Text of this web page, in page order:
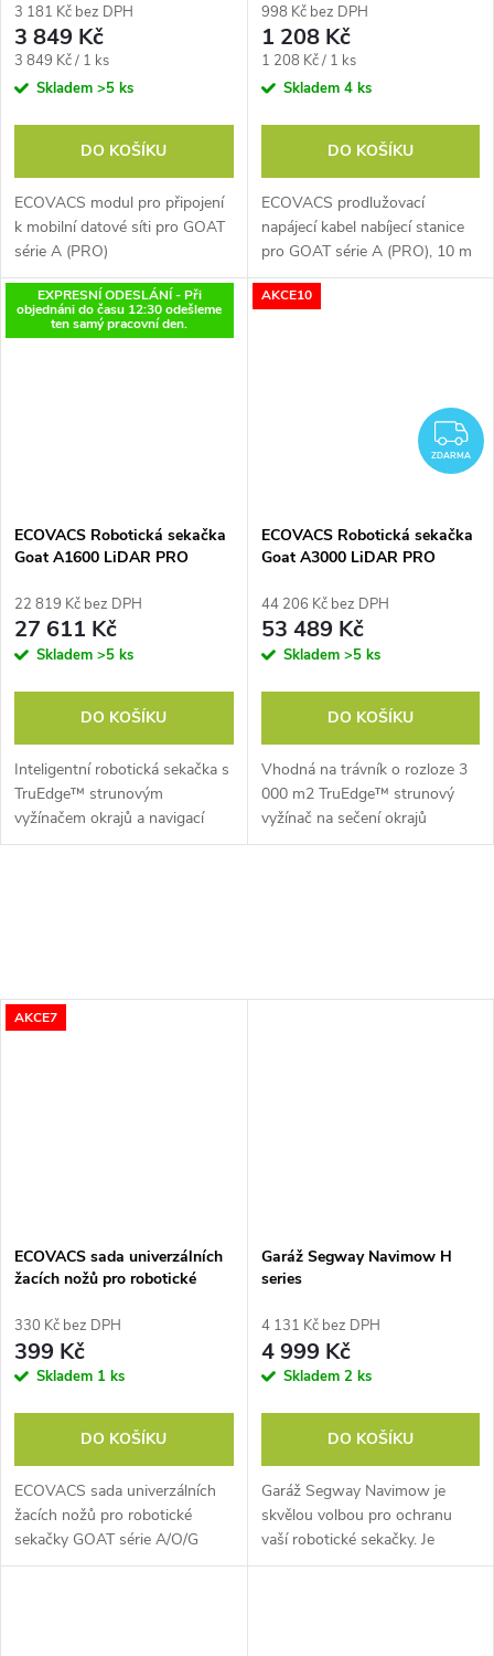
3 181 Kč bez DPH
3 849 Kč
Měrná
cena:
3 849 Kč / 1 ks
Skladem >5 ks
DO KOŠÍKU
ECOVACS modul pro připojení
k mobilní datové síti pro GOAT
série A (PRO)
998 Kč bez DPH
1 208 Kč
Měrná
cena:
1 208 Kč / 1 ks
Skladem 4 ks
DO KOŠÍKU
ECOVACS prodlužovací
napájecí kabel nabíjecí stanice
pro GOAT série A (PRO), 10 m
EXPRESNÍ ODESLÁNÍ - Při
objednáni do času 12:30 odešleme
ten samý pracovní den.
ECOVACS Robotická sekačka
Goat A1600 LiDAR PRO
22 819 Kč bez DPH
27 611 Kč
Skladem >5 ks
DO KOŠÍKU
Inteligentní robotická sekačka s
TruEdge™ strunovým
vyžínačem okrajů a navigací
pomocí 360° duálního 3D
AKCE10
ZDARMA
ECOVACS Robotická sekačka
Goat A3000 LiDAR PRO
44 206 Kč bez DPH
53 489 Kč
Skladem >5 ks
DO KOŠÍKU
Vhodná na trávník o rozloze 3
000 m2 TruEdge™ strunový
vyžínač na sečení okrajů
Navigace pomocí 360° duálního
AKCE7
ECOVACS sada univerzálních
žacích nožů pro robotické
(PRO), 12 ks
330 Kč bez DPH
399 Kč
Skladem 1 ks
DO KOŠÍKU
ECOVACS sada univerzálních
žacích nožů pro robotické
sekačky GOAT série A/O/G
(PRO), 12 ks
Garáž Segway Navimow H
series
4 131 Kč bez DPH
4 999 Kč
Skladem 2 ks
DO KOŠÍKU
Garáž Segway Navimow je
skvělou volbou pro ochranu
vaší robotické sekačky. Je
vyrobena z vysoce kvalitních